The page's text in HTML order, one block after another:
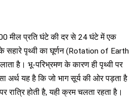
मील प्रति घंटे की दर से 24 घंटे में एक
सहारे पृथ्वी का घूर्णन (Rotation of Earth
है। भू-परिभ्रमण के कारण ही पृथ्वी पर
अर्थ यह है कि जो भाग सूर्य की ओर पड़ता है
रात्रि होती है, यही क्रम चलता रहता है।